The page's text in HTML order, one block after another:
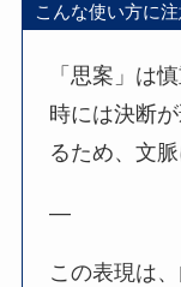
こんな使い方に注
「思案」は
時には決断
るため、文
—
この表現は